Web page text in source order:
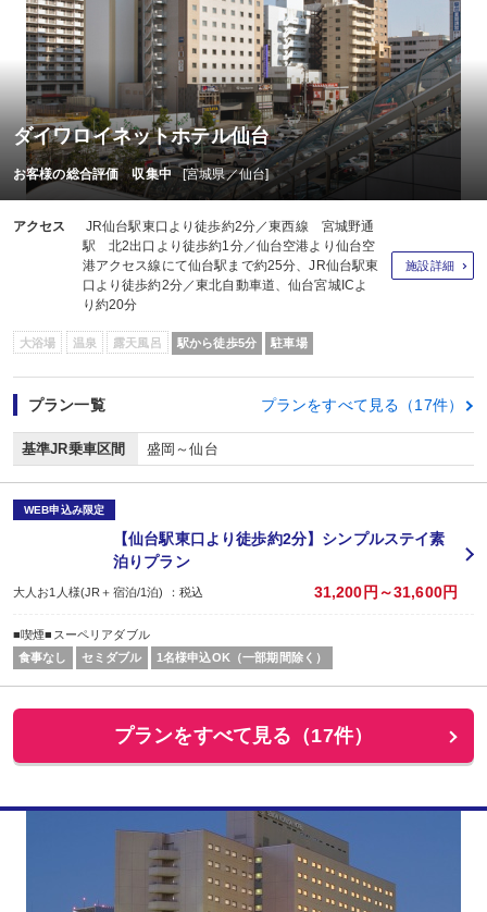
ダイワロイネットホテル仙台
お客様の総合評価 収集中 [宮城県／仙台]
アクセス
JR仙台駅東口より徒歩約2分／東西線 宮城野通
駅 北2出口より徒歩約1分／仙台空港より仙台空
港アクセス線にて仙台駅まで約25分、JR仙台駅東
口より徒歩約2分／東北自動車道、仙台宮城ICよ
り約20分
施設詳細
大浴場 温泉 露天風呂 駅から徒歩5分 駐車場
プラン一覧 プランをすべて見る（17件）
基準JR乗車区間 盛岡～仙台
WEB申込み限定
【仙台駅東口より徒歩約2分】シンプルステイ素
泊りプラン
■喫煙■スーペリアダブル
プランをすべて見る（17件）